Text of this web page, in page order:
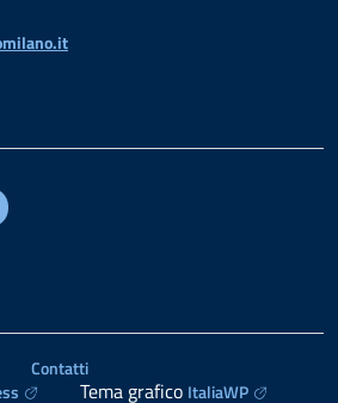
Contatti
Tema grafico ItaliaWP